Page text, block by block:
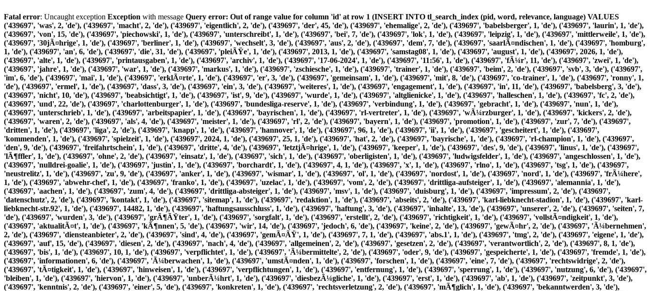
Fatal error: Uncaught exception Exception with message Query error: Out of range value for column 'id' at row 1 (INSERT INTO tl_search_index (pid, word, relevance, language) VALUES ('439697', 'was', 2, 'de'), ('439697', 'macht', 2, 'de'), ('439697', 'eigentlich', 2, 'de'), ('439697', 'der', 45, 'de'), ('439697', 'ehemalige', 2, 'de'), ('439697', 'babelsberger', 1, 'de'), ('439697', 'laurin', 1, 'de'), ('439697', 'von', 15, 'de'), ('439697', 'piechowski', 1, 'de'), ('439697', 'unterschreibt', 1, 'de'), ('439697', 'bei', 7, 'de'), ('439697', 'lok', 1, 'de'), ('439697', 'leipzig', 1, 'de'), ('439697', 'mittlerweile', 1, 'de'), ('439697', '30jÃ¤hrige', 1, 'de'), ('439697', 'berliner', 1, 'de'), ('439697', 'wechselt', 3, 'de'), ('439697', 'aus', 2, 'de'), ('439697', 'dem', 7, 'de'), ('439697', 'saarlÃ¤ndischen', 1, 'de'), ('439697', 'homburg', 1, 'de'), ('439697', 'an', 6, 'de'), ('439697', 'die', 31, 'de'), ('439697', 'pleiÃŸe', 1, 'de'), ('439697', 2013, 1, 'de'), ('439697', 'samstag08', 1, 'de'), ('439697', 'august', 1, 'de'), ('439697', 2026, 1, 'de'), ('439697', 'alte', 1, 'de'), ('439697', 'printausgaben', 1, 'de'), ('439697', 'archiv', 1, 'de'), ('439697', '17-06-2024', 1, 'de'), ('439697', '11:56', 1, 'de'), ('439697', 'fÃ¼r', 11, 'de'), ('439697', 'zwei', 1, 'de'), ('439697', 'jahre', 1, 'de'), ('439697', 'war', 1, 'de'), ('439697', 'markus', 1, 'de'), ('439697', 'zschiesche', 1, 'de'), ('439697', 'trainer', 1, 'de'), ('439697', 'beim', 2, 'de'), ('439697', 'svb', 3, 'de'), ('439697', 'im', 6, 'de'), ('439697', 'mai', 1, 'de'), ('439697', 'erklÃ¤rte', 1, 'de'), ('439697', 'er', 3, 'de'), ('439697', 'gemeinsam', 1, 'de'), ('439697', 'mit', 8, 'de'), ('439697', 'co-trainer', 1, 'de'), ('439697', 'ronny', 1, 'de'), ('439697', 'ermel', 1, 'de'), ('439697', 'dass', 3, 'de'), ('439697', 'ein', 3, 'de'), ('439697', 'weiteres', 1, 'de'), ('439697', 'engagement', 1, 'de'), ('439697', 'in', 11, 'de'), ('439697', 'babelsberg', 3, 'de'), ('439697', 'nicht', 10, 'de'), ('439697', 'beabsichtigt', 1, 'de'), ('439697', 'ist', 9, 'de'), ('439697', 'wurde', 1, 'de'), ('439697', 'altglienicke', 1, 'de'), ('439697', 'halleschen', 1, 'de'), ('439697', 'fc', 2, 'de'), ('439697', 'und', 22, 'de'), ('439697', 'charlottenburger', 1, 'de'), ('439697', 'bundesliga-reserve', 1, 'de'), ('439697', 'verbindung', 1, 'de'), ('439697', 'gebracht', 1, 'de'), ('439697', 'nun', 1, 'de'), ('439697', 'unterschrieb', 1, 'de'), ('439697', 'arbeitspapier', 1, 'de'), ('439697', 'bayrischen', 1, 'de'), ('439697', 'rl-vertreter', 1, 'de'), ('439697', 'wÃ¼rzburger', 1, 'de'), ('439697', 'kickers', 2, 'de'), ('439697', 'waren', 2, 'de'), ('439697', 'als', 4, 'de'), ('439697', 'meister', 1, 'de'), ('439697', 'rl', 2, 'de'), ('439697', 'bayern', 1, 'de'), ('439697', 'promotion', 1, 'de'), ('439697', 'zur', 7, 'de'), ('439697', 'dritten', 1, 'de'), ('439697', 'liga', 2, 'de'), ('439697', 'knapp', 1, 'de'), ('439697', 'hannover', 1, 'de'), ('439697', 96, 1, 'de'), ('439697', 'ii', 1, 'de'), ('439697', 'gescheitert', 1, 'de'), ('439697', 'kommenden', 1, 'de'), ('439697', 'spielzeit', 1, 'de'), ('439697', 2024, 1, 'de'), ('439697', 25, 1, 'de'), ('439697', 'hat', 2, 'de'), ('439697', 'bayrische', 1, 'de'), ('439697', 'rl-champion', 1, 'de'), ('439697', 'den', 9, 'de'), ('439697', 'freifahrtschein', 1, 'de'), ('439697', 'dritte', 4, 'de'), ('439697', 'letztjÃ¤hrige', 1, 'de'), ('439697', 'keeper', 1, 'de'), ('439697', 'des', 9, 'de'), ('439697', 'linus', 1, 'de'), ('439697', 'lÃ¶ffler', 1, 'de'), ('439697', 'ohne', 2, 'de'), ('439697', 'einsatz', 1, 'de'), ('439697', 'sich', 1, 'de'), ('439697', 'oberligisten', 1, 'de'), ('439697', 'ludwigsfelder', 1, 'de'), ('439697', 'angeschlossen', 1, 'de'), ('439697', 'nulldrei-goalie', 1, 'de'), ('439697', 'justin', 1, 'de'), ('439697', 'borchardt', 1, 'de'), ('439697', 4, 1, 'de'), ('439697', 'x', 1, 'de'), ('439697', 'rlno', 1, 'de'), ('439697', 'tsg', 1, 'de'), ('439697', 'neustrelitz', 1, 'de'), ('439697', 'zu', 9, 'de'), ('439697', 'anker', 1, 'de'), ('439697', 'wismar', 1, 'de'), ('439697', 'ol', 1, 'de'), ('439697', 'nordost', 1, 'de'), ('439697', 'nord', 1, 'de'), ('439697', 'frÃ¼here', 1, 'de'), ('439697', 'abwehr-chef', 1, 'de'), ('439697', 'franko', 1, 'de'), ('439697', 'uzelac', 1, 'de'), ('439697', 'vom', 2, 'de'), ('439697', 'drittliga-aufsteiger', 1, 'de'), ('439697', 'alemannia', 1, 'de'), ('439697', 'aachen', 1, 'de'), ('439697', 'zum', 4, 'de'), ('439697', 'drittliga-absteiger', 1, 'de'), ('439697', 'msv', 1, 'de'), ('439697', 'duisburg', 1, 'de'), ('439697', 'impressum', 2, 'de'), ('439697', 'datenschutz', 2, 'de'), ('439697', 'kontakt', 1, 'de'), ('439697', 'sitemap', 1, 'de'), ('439697', 'redaktion', 1, 'de'), ('439697', 'abseits', 2, 'de'), ('439697', 'karl-liebknecht-stadion', 1, 'de'), ('439697', 'karl-liebknecht-str.92', 1, 'de'), ('439697', 14482, 1, 'de'), ('439697', 'haftungsausschluss', 1, 'de'), ('439697', 'haftung', 3, 'de'), ('439697', 'inhalte', 13, 'de'), ('439697', 'unserer', 2, 'de'), ('439697', 'seiten', 7, 'de'), ('439697', 'wurden', 3, 'de'), ('439697', 'grÃ¶ÃŸter', 1, 'de'), ('439697', 'sorgfalt', 1, 'de'), ('439697', 'erstellt', 2, 'de'), ('439697', 'richtigkeit', 1, 'de'), ('439697', 'vollstÃ¤ndigkeit', 1, 'de'), ('439697', 'aktualitÃ¤t', 1, 'de'), ('439697', 'kÃ¶nnen', 5, 'de'), ('439697', 'wir', 14, 'de'), ('439697', 'jedoch', 6, 'de'), ('439697', 'keine', 2, 'de'), ('439697', 'gewÃ¤hr', 2, 'de'), ('439697', 'Ã¼bernehmen', 2, 'de'), ('439697', 'diensteanbieter', 2, 'de'), ('439697', 'sind', 4, 'de'), ('439697', 'gemÃ¤ÃŸ', 1, 'de'), ('439697', 7, 1, 'de'), ('439697', 'abs.1', 1, 'de'), ('439697', 'tmg', 2, 'de'), ('439697', 'eigene', 1, 'de'), ('439697', 'auf', 15, 'de'), ('439697', 'diesen', 2, 'de'), ('439697', 'nach', 4, 'de'), ('439697', 'allgemeinen', 2, 'de'), ('439697', 'gesetzen', 2, 'de'), ('439697', 'verantwortlich', 2, 'de'), ('439697', 8, 1, 'de'), ('439697', 'bis', 1, 'de'), ('439697', 10, 1, 'de'), ('439697', 'verpflichtet', 1, 'de'), ('439697', 'Ã¼bermittelte', 2, 'de'), ('439697', 'oder', 9, 'de'), ('439697', 'gespeicherte', 1, 'de'), ('439697', 'fremde', 1, 'de'), ('439697', 'informationen', 6, 'de'), ('439697', 'Ã¼berwachen', 1, 'de'), ('439697', 'umstÃ¤nden', 1, 'de'), ('439697', 'forschen', 1, 'de'), ('439697', 'eine', 7, 'de'), ('439697', 'rechtswidrige', 2, 'de'), ('439697', 'tÃ¤tigkeit', 1, 'de'), ('439697', 'hinweisen', 1, 'de'), ('439697', 'verpflichtungen', 1, 'de'), ('439697', 'entfernung', 1, 'de'), ('439697', 'sperrung', 1, 'de'), ('439697', 'nutzung', 6, 'de'), ('439697', 'bleiben', 1, 'de'), ('439697', 'hiervon', 1, 'de'), ('439697', 'unberÃ¼hrt', 1, 'de'), ('439697', 'diesbezÃ¼gliche', 1, 'de'), ('439697', 'erst', 1, 'de'), ('439697', 'ab', 1, 'de'), ('439697', 'zeitpunkt', 3, 'de'), ('439697', 'kenntnis', 2, 'de'), ('439697', 'einer', 5, 'de'), ('439697', 'konkreten', 1, 'de'), ('439697', 'rechtsverletzung', 2, 'de'), ('439697', 'mÃ¶glich', 1, 'de'), ('439697', 'bekanntwerden', 3, 'de'), ('439697', 'entsprechenden', 2, 'de'), ('439697', 'rechtsverletzungen', 3, 'de'), ('439697', 'werden', 17, 'de'), ('439697', 'diese', 8, 'de'), ('439697', 'umgehend', 3, 'de'), ('439697', 'entfernen', 3, 'de'), ('439697', 'links', 3, 'de'), ('439697', 'unser', 1, 'de'), ('439697', 'angebot', 1, 'de'), ('439697', 'enthÃ¤lt', 1, 'de'), ('439697', 'externen', 1, 'de'), ('439697', 'webseiten', 1, 'de'), ('439697', 'dritter', 3, 'de'), ('439697', 'deren', 3, 'de'), ('439697', 'keinen', 1, 'de'), ('439697', 'einfluss', 1, 'de'), ('439697', 'haben', 4, 'de'), ('439697', 'deshalb', 1, 'de'), ('439697', 'fremden', 1, 'de'), ('439697', 'auch', 1, 'de'), ('439697', 'verlinkten', 3, 'de'), ('439697', 'stets', 1, 'de'), ('439697', 'jeweilige', 1, 'de'), ('439697', 'anbieter', 1, 'de'), ('439697', 'betreiber', 2, 'de'), ('439697', 'verlinkung', 2, 'de'), ('439697', 'mÃ¶gliche', 1, 'de'), ('439697', 'rechtsverstÃ¶ÃŸe', 1, 'de'), ('439697', 'Ã¼berprÃ¼ft', 1, 'de'), ('439697', 'erkennbar', 1, 'de'), ('439697', 'permanente', 1, 'de'), ('439697', 'inhaltliche', 1, 'de'), ('439697', 'kontrolle', 1, 'de'), ('439697', 'konkrete', 1, 'de'), ('439697', 'anhaltspunkte', 1, 'de'), ('439697', 'zumutbar', 1, 'de'), ('439697', 'derartige', 2, 'de'), ('439697', 'urheberrecht', 2, 'de'), ('439697', 'durch', 7, 'de'), ('439697', 'seitenbetreiber', 1, 'de'), ('439697', 'erstellten', 1, 'de'), ('439697', 'werke', 1, 'de'), ('439697', 'unterliegen', 1, 'de'), ('439697', 'deutschen', 1, 'de'), ('439697', 'vervielfÃ¤ltigung', 1, 'de'), ('439697', 'bearbeitung', 1, 'de'), ('439697', 'verbreitung', 1, 'de'), ('439697', 'jede', 1, 'de'), ('439697', 'art', 1, 'de'), ('439697', 'verwertung', 1, 'de'), ('439697', 'auÃŸerhalb', 1, 'de'), ('439697', 'grenzen', 1, 'de'), ('439697', 'urheberrechtes', 1, 'de'), ('439697', 'bedÃ¼rfen', 1, 'de'), ('439697', 'schriftlichen', 1, 'de'), ('439697', 'zustimmung', 1, 'de'), ('439697', 'jeweiligen', 1, 'de'), ('439697', 'autors', 1, 'de'), ('439697', 'bzw', 1, 'de'), ('439697', 'erstellers', 1, 'de'), ('439697', 'downloads', 1, 'de'), ('439697', 'kopien', 1, 'de'), ('439697', 'dieser', 8, 'de'), ('439697', 'seite', 2, 'de'), ('439697', 'nur', 5, 'de'), ('439697', 'privaten', 1, 'de'), ('439697', 'kommerziellen', 1, 'de'), ('439697', 'gebrauch', 1, 'de'), ('439697', 'gestattet', 1, 'de'), ('439697', 'soweit', 2, 'de'), ('439697', 'urheberrechte', 1, 'de'), ('439697', 'beachtet', 1, 'de'), ('439697', 'insbesondere', 1, 'de'), ('439697', 'solche', 1, 'de'), ('439697', 'gekennzeichnet', 1, 'de'), ('439697', 'sollten', 1, 'de'), ('439697', 'sie', 15, 'de'), ('439697', 'trotzdem', 1, 'de'), ('439697', 'urheberrechtsverletzung', 1, 'de'), ('439697', 'aufmerksam', 1, 'de'), ('439697', 'bitten', 1, 'de'), ('439697', 'um', 4, 'de'), ('439697', 'einen', 4, 'de'), ('439697', 'hinweis', 1, 'de'), ('439697', 'schutz', 1, 'de'), ('439697', 'ihrer', 5, 'de'), ('439697', 'personenbezogenen', 4, 'de'), ('439697', 'daten', 14, 'de'), ('439697', 'erhebung', 2, 'de'), ('439697', 'verarbeitung', 3, 'de'), ('439697', 'anlÃ¤sslich', 1, 'de'), (